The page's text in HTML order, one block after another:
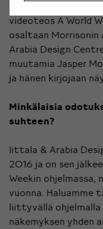
videoteos A World
osaltaan
Arabia Design
muutamia Jasper
ja hänen kirjojaan
Minkälaisia
suhteen?
Iittala & Arabia
2016 ja on sen
Weekin ohjelmassa,
vuonna. Haluamme
liittyvällä ohjelmalla
näkemyksen yhden